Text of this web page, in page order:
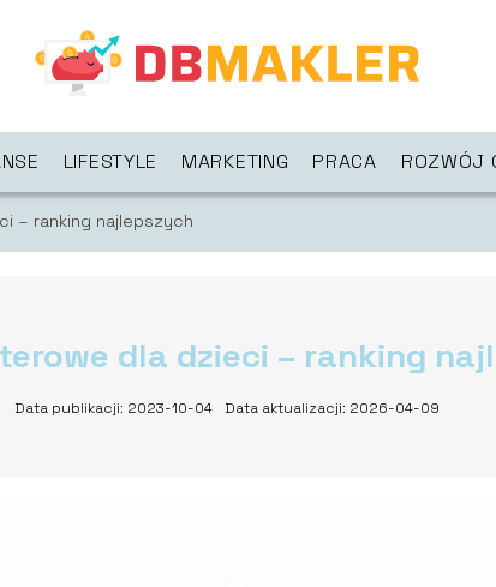
LIFESTYLE MARKETING PRACA ROZWÓJ
– ranking najlepszych
dla dzieci – ranking
Data publikacji: 2023-10-04 Data aktualizacji: 2026-04-09